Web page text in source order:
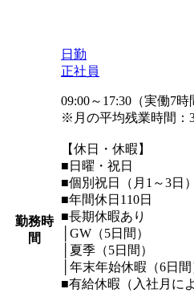
勤務時
間
日勤
正社員
09:00～17:30（実働7時
※月の平均残業時間：
【休日・休暇】
■日曜・祝日
■個別祝日（月1～3日）
■年間休日110日
■長期休暇あり
│GW（5日間）
│夏季（5日間）
│年末年始休暇（6日間
■有給休暇（入社月に